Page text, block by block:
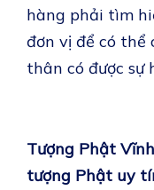
hàng phải tìm
đơn vị để có thể
thân có được sự
Tượng Phật
tượng Phật uy